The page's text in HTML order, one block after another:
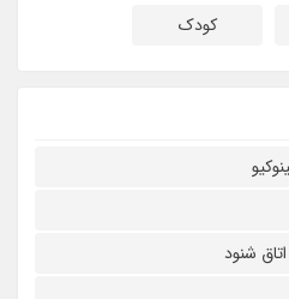
کودک